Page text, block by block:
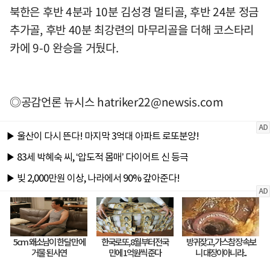
북한은 후반 4분과 10분 김성경 멀티골, 후반 24분 정금
추가골, 후반 40분 최강련의 마무리골을 더해 코스타리
카에 9-0 완승을 거뒀다.
◎공감언론 뉴시스hatriker22@newsis.com